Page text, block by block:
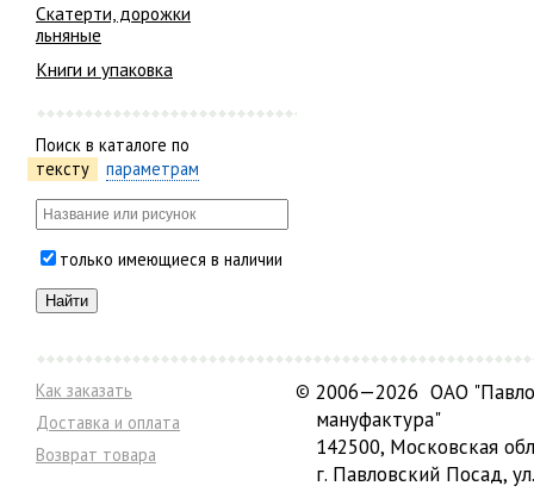
Скатерти, дорожки
льняные
Книги и упаковка
Поиск в каталоге по
тексту
параметрам
только имеющиеся в наличии
Как заказать
Доставка и оплата
Возврат товара
© 2006—2026 ОАО
мануфактура"
142500, Московская
г. Павловский Посад,